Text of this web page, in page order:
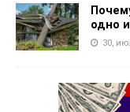
одно
30,